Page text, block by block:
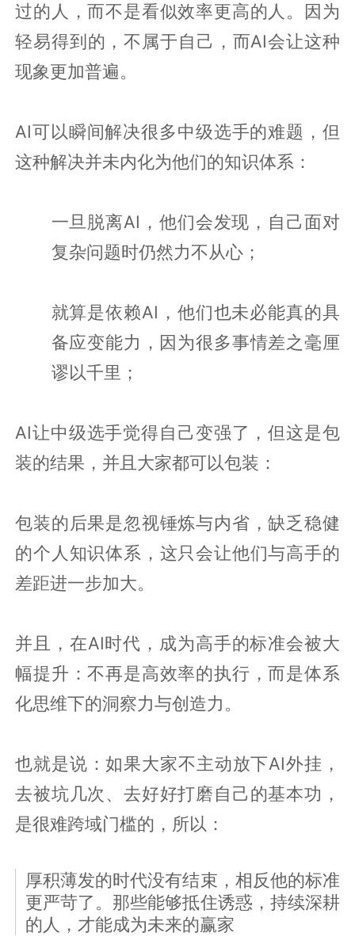
过的人，而不是看似效率更高的人。因为
轻易得到的，不属于自己，而AI会让这种
现象更加普遍。
AI可以瞬间解决很多中级选手的难题，但
这种解决并未内化为他们的知识体系：
一旦脱离AI，他们会发现，自己面对
复杂问题时仍然力不从心；
就算是依赖AI，他们也未必能真的具
备应变能力，因为很多事情差之毫厘
谬以千里；
AI让中级选手觉得自己变强了，但这是包
装的结果，并且大家都可以包装：
包装的后果是忽视锤炼与内省，缺乏稳健
的个人知识体系，这只会让他们与高手的
差距进一步加大。
并且，在AI时代，成为高手的标准会被大
幅提升：不再是高效率的执行，而是体系
化思维下的洞察力与创造力。
也就是说：如果大家不主动放下AI外挂，
去被坑几次、去好好打磨自己的基本功，
是很难跨域门槛的，所以：
厚积薄发的时代没有结束，相反他的标准
更严苛了。那些能够抵住诱惑，持续深耕
的人，才能成为未来的赢家